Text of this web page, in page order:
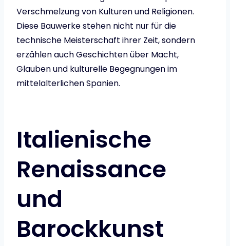
Verschmelzung von Kulturen und Religionen.
Diese Bauwerke stehen nicht nur für die
technische Meisterschaft ihrer Zeit, sondern
erzählen auch Geschichten über Macht,
Glauben und kulturelle Begegnungen im
mittelalterlichen Spanien.
Italienische
Renaissance
und
Barockkunst